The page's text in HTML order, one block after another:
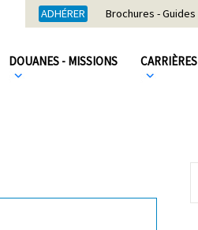
ADHÉRER Brochures - Guides
DOUANES - MISSIONS CARRIÈRES